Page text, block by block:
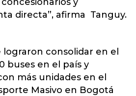
directa”, afirma Tanguy.
lograron consolidar en el
buses en el país y
más unidades en el
Masivo en Bogotá